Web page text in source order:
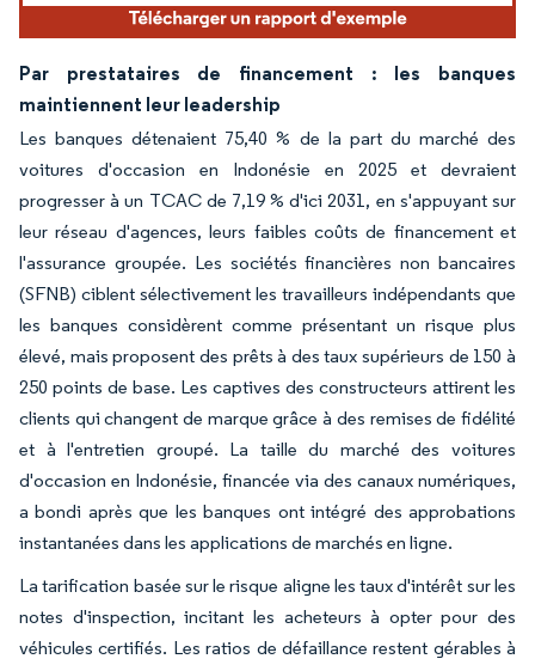
Par prestataires de financement : les banques
maintiennent leur leadership
Les banques détenaient 75,40 % de la part du marché des
voitures d'occasion en Indonésie en 2025 et devraient
progresser à un TCAC de 7,19 % d'ici 2031, en s'appuyant sur
leur réseau d'agences, leurs faibles coûts de financement et
l'assurance groupée. Les sociétés financières non bancaires
(SFNB) ciblent sélectivement les travailleurs indépendants que
les banques considèrent comme présentant un risque plus
élevé, mais proposent des prêts à des taux supérieurs de 150 à
250 points de base. Les captives des constructeurs attirent les
clients qui changent de marque grâce à des remises de fidélité
et à l'entretien groupé. La taille du marché des voitures
d'occasion en Indonésie, financée via des canaux numériques,
a bondi après que les banques ont intégré des approbations
instantanées dans les applications de marchés en ligne.
La tarification basée sur le risque aligne les taux d'intérêt sur les
notes d'inspection, incitant les acheteurs à opter pour des
véhicules certifiés. Les ratios de défaillance restent gérables à